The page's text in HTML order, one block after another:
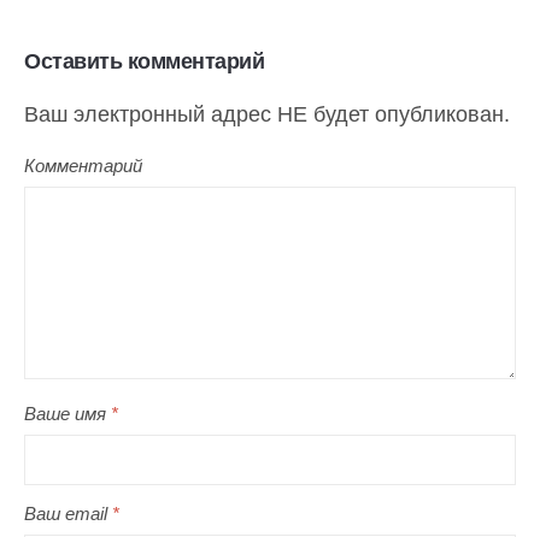
Оставить комментарий
Ваш электронный адрес НЕ будет опубликован.
Комментарий
Ваше имя *
Ваш email *